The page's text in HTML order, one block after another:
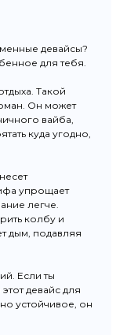
девайсы?
для тебя.
Такой
Он может
вайба,
куда угодно,
упрощает
легче.
колбу и
дым, подавляя
Если ты
девайс для
устойчивое, он